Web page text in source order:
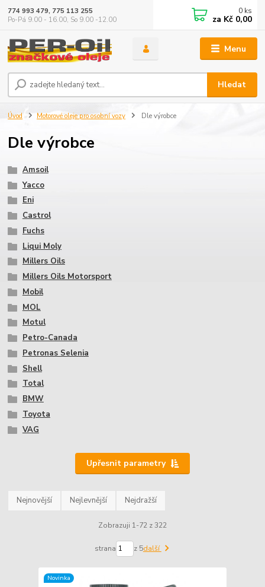
Menu
Hledat
774 993 479, 775 113 255
Po-Pá 9.00 - 16.00, So 9.00 -12.00
0 ks
za Kč 0,00
Úvod Motorové oleje pro osobní vozy Dle výrobce
Dle výrobce
Amsoil
Yacco
Eni
Castrol
Fuchs
Liqui Moly
Millers Oils
Millers Oils Motorsport
Mobil
MOL
Motul
Petro-Canada
Petronas Selenia
Shell
Total
BMW
Toyota
VAG
Upřesnit parametry
Nejnovější Nejlevnější Nejdražší
Zobrazuji 1-72 z 322
strana z 5další
Novinka